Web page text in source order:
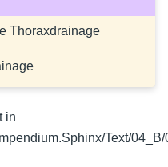
Thoraxdrainage
in
Text/